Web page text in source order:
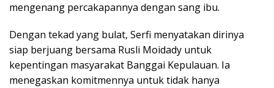
mengenang percakapannya dengan sang ibu.
Dengan tekad yang bulat, Serfi menyatakan dirinya
siap berjuang bersama Rusli Moidady untuk
kepentingan masyarakat Banggai Kepulauan. Ia
menegaskan komitmennya untuk tidak hanya